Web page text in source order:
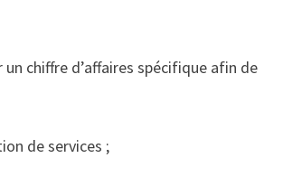
chiffre d’affaires spécifique afin de
de services ;